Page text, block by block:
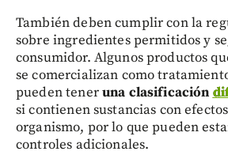
También deben cumplir con la
sobre ingredientes permitidos y
consumidor. Algunos productos
se comercializan como
pueden teneruna clasificación
si contienen sustancias con
organismo, por lo que pueden
controles adicionales.